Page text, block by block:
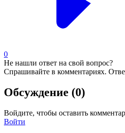
0
Не нашли ответ на свой вопрос?
Спрашивайте в комментариях.
Обсуждение (0)
Войдите, чтобы оставить
Войти